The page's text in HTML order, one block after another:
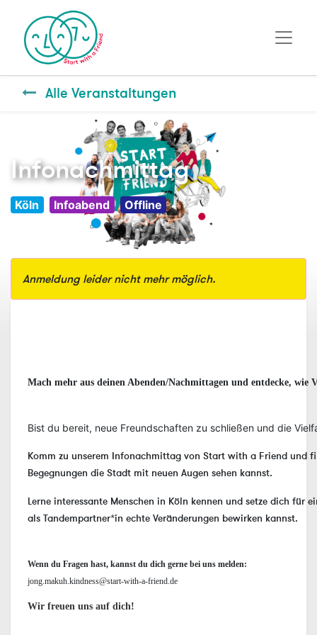
Alle Veranstaltungen
Infonachmittag
Köln Infoabend Offline
Anmeldung leider nicht mehr möglich.
Mach mehr aus deinen Abenden/Nachmittagen und entdecke, wie
Bist du bereit, neue Freundschaften zu schließen und die
Komm zu unserem Infonachmittag von Start with a Friend und
Begegnungen die Stadt mit neuen Augen sehen kannst.
Lerne interessante Menschen in Köln kennen und setze dich
als Tandempartner*in echte Veränderungen bewirken kannst.
Wenn du Fragen hast, kannst du dich gerne bei uns melden:
jong.makuh.kindness@start-with-a-friend.de
Wir freuen uns auf dich!